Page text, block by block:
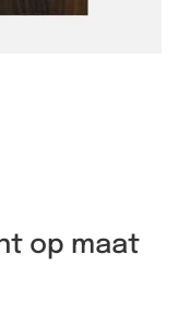
op maat